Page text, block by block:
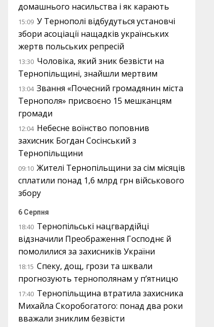
домашнього насильства і як карають
15:09 У Тернополі відбудуться установчі
збори асоціації нащадків українських
жертв польських репресій
13:30 Чоловіка, який зник безвісти на
Тернопільщині, знайшли мертвим
13:04 Звання «Почесний громадянин міста
Тернополя» присвоєно 15 мешканцям
громади
12:04 Небесне воїнство поповнив
захисник Богдан Сосінський з
Тернопільщини
09:10 Жителі Тернопільщини за сім місяців
сплатили понад 1,6 млрд грн військового
збору
6 Серпня
18:40 Тернопільські нацгвардійці
відзначили Преображення Господнє й
помолилися за захисників України
18:15 Спеку, дощ, грози та шквали
прогнозують тернополянам у п’ятницю
17:40 Тернопільщина втратила захисника
Михайла Скоробогатого: понад два роки
вважали зниклим безвісти